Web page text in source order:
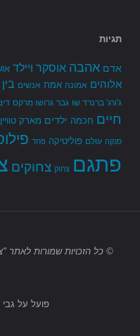
תגיות
אדם אהבה אוסקר ויילד
אלוהים אמונה אמת אנשים
ג'ורג' ברנרד שו גבר גרושו מרקס
חיים חכמה ילדים מארק טוויין
סנקה עולם פוליטיקה פחד
פתגם צחוק צחוקים
© כל הזכויות שמורות לאתר
פועל על גבי